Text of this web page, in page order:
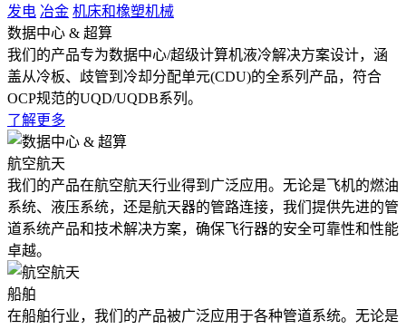
发电 冶金 机床和橡塑机械
数据中心 & 超算
我们的产品专为数据中心/超级计算机液冷解决方案设计，涵
盖从冷板、歧管到冷却分配单元(CDU)的全系列产品，符合
OCP规范的UQD/UQDB系列。
了解更多
航空航天
我们的产品在航空航天行业得到广泛应用。无论是飞机的燃油
系统、液压系统，还是航天器的管路连接，我们提供先进的管
道系统产品和技术解决方案，确保飞行器的安全可靠性和性能
卓越。
船舶
在船舶行业，我们的产品被广泛应用于各种管道系统。无论是